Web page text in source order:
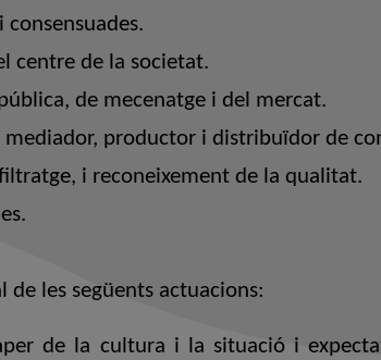
centre de la societat.
de mecenatge i del mercat.
mediador, productor i distribuïdor de
i reconeixement de la qualitat.
de les següents actuacions:
de la cultura i la situació i